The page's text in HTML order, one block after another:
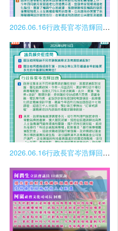
2026.06.16行政長官岑浩輝回應立法會副主席何潤生提問
2026.06.16行政長官岑浩輝回應立法會議員顏奕恆提問